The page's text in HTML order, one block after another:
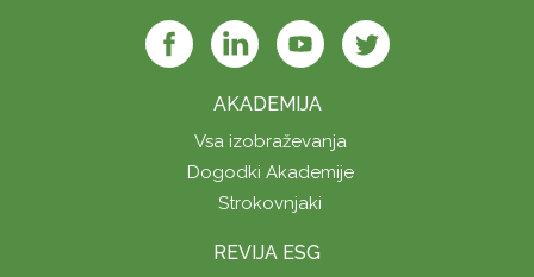
AKADEMIJA
Vsa izobraževanja
Dogodki Akademije
Strokovnjaki
REVIJA ESG